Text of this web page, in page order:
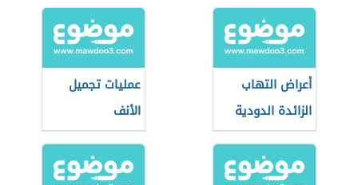
أعراض التهاب
الزائدة الدودية
المزمن
عمليات تجميل
الأنف